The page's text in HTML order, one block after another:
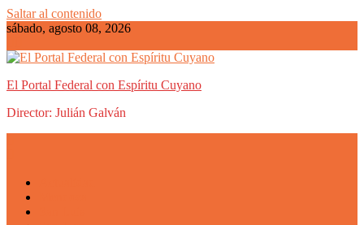
Saltar al contenido
sábado, agosto 08, 2026
El Portal Federal con Espíritu Cuyano
Director: Julián Galván